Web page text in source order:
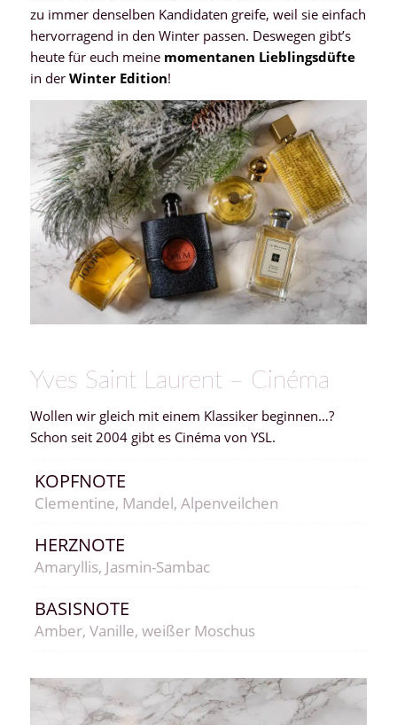
zu immer denselben Kandidaten greife, weil sie einfach
hervorragend in den Winter passen. Deswegen gibt’s
heute für euch meine momentanen Lieblingsdüfte
in der Winter Edition!
Yves Saint Laurent – Cinéma
Wollen wir gleich mit einem Klassiker beginnen…?
Schon seit 2004 gibt es Cinéma von YSL.
KOPFNOTE
Clementine, Mandel, Alpenveilchen
HERZNOTE
Amaryllis, Jasmin-Sambac
BASISNOTE
Amber, Vanille, weißer Moschus